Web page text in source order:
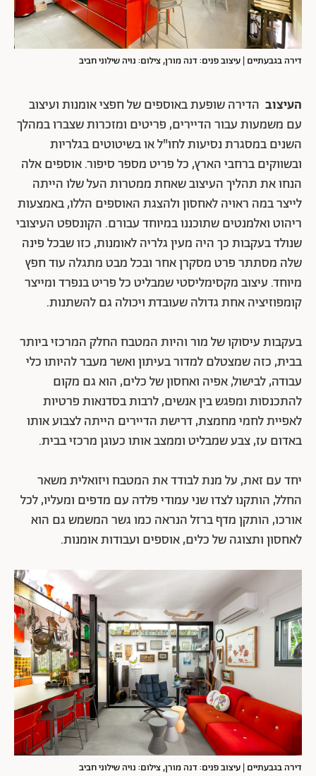
דירה בגבעתיים | עיצוב פנים: דנה מורן, צילום: נויה שילוני חביב
העיצוב הדירה שופעת באוספים של חפצי אומנות ועיצוב
עם משמעות עבור הדיירים, פריטים ומזכרות שצברו במהלך
השנים במסגרת נסיעות לחו"ל או בשיטוטים בגלריות
ובשווקים ברחבי הארץ, כל פריט מספר סיפור. אוספים אלה
הנחו את תהליך העיצוב שאחת ממטרות העל שלו הייתה
לייצר במה ראויה לאחסון ולהצגת האוספים הללו, באמצעות
ריהוט ואלמנטים שתוכננו במיוחד עבורם. הקונספט העיצובי
שנולד בעקבות כך היה מעין גלריה לאומנות, כזו שבכל פינה
שלה מסתתר פרט מסקרן אחר ובכל מבט מתגלה עוד חפץ
מיוחד. עיצוב מקסימליסטי שמבליט כל פריט בנפרד ומייצר
קומפוזיציה אחת גדולה שעובדת ויכולה גם להשתנות.
בעקבות עיסוקו של מור והיות המטבח החלק המרכזי ביותר
בבית, כזה שמצטלם למדור בעיתון ואשר מעבר להיותו כלי
עבודה, לבישול, אפיה ואחסון של כלים, הוא גם מקום
להתכנסות ומפגש בין אנשים, לרבות בסדנאות פרטיות
לאפיית לחמי מחמצת, דרישת הדיירים הייתה לצבוע אותו
באדום עז, צבע שמבליט וממצב אותו כעוגן מרכזי בבית.
יחד עם זאת, על מנת לבודד את המטבח ויזואלית משאר
החלל, הותקנו לצדו שני עמודי פלדה עם מדפים ומעליו, לכל
אורכו, הותקן מדף ברזל הנראה כמו גשר המשמש גם הוא
לאחסון ותצוגה של כלים, אוספים ועבודות אומנות.
דירה בגבעתיים | עיצוב פנים: דנה מורן, צילום: נויה שילוני חביב